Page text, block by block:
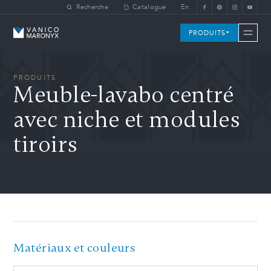
Skip to main contentRecherche Catalogue En
Vanico-Maronyx PRODUITS
PRODUITS
Meuble-lavabo centré
avec niche et modules
tiroirs
Matériaux et couleurs